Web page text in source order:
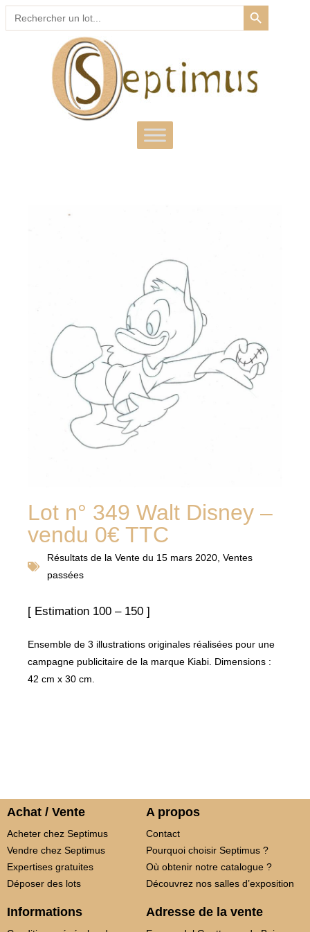
Search
for:
SEARCH BUTTON
Lot n° 349 Walt Disney –
vendu 0€ TTC
Résultats de la Vente du 15 mars 2020 Ventes
passées
[ Estimation 100 – 150 ]
Ensemble de 3 illustrations originales réalisées pour une
campagne publicitaire de la marque Kiabi. Dimensions :
42 cm x 30 cm.
Achat / Vente
Acheter chez Septimus
Vendre chez Septimus
Expertises gratuites
Déposer des lots
A propos
Contact
Pourquoi choisir Septimus ?
Où obtenir notre catalogue ?
Découvrez nos salles d’exposition
Informations Adresse de la vente